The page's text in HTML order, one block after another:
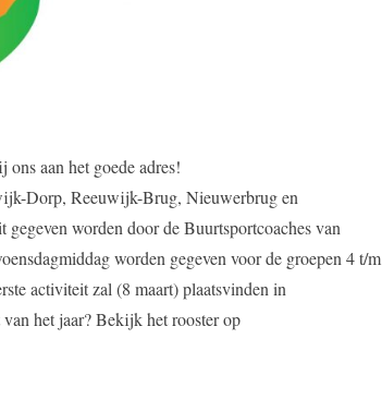
aan het goede adres!
Dorp, Reeuwijk-Brug, Nieuwerbrug en
worden door de Buurtsportcoaches van
worden gegeven voor de groepen 4 t/m
activiteit zal (8 maart) plaatsvinden in
het jaar? Bekijk het rooster op